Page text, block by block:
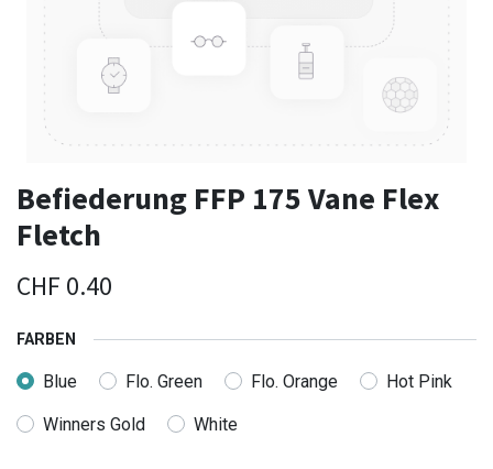
Befiederung FFP 175 Vane Flex
Fletch
CHF 0.40
FARBEN
Blue Flo. Green Flo. Orange Hot Pink
Winners Gold White